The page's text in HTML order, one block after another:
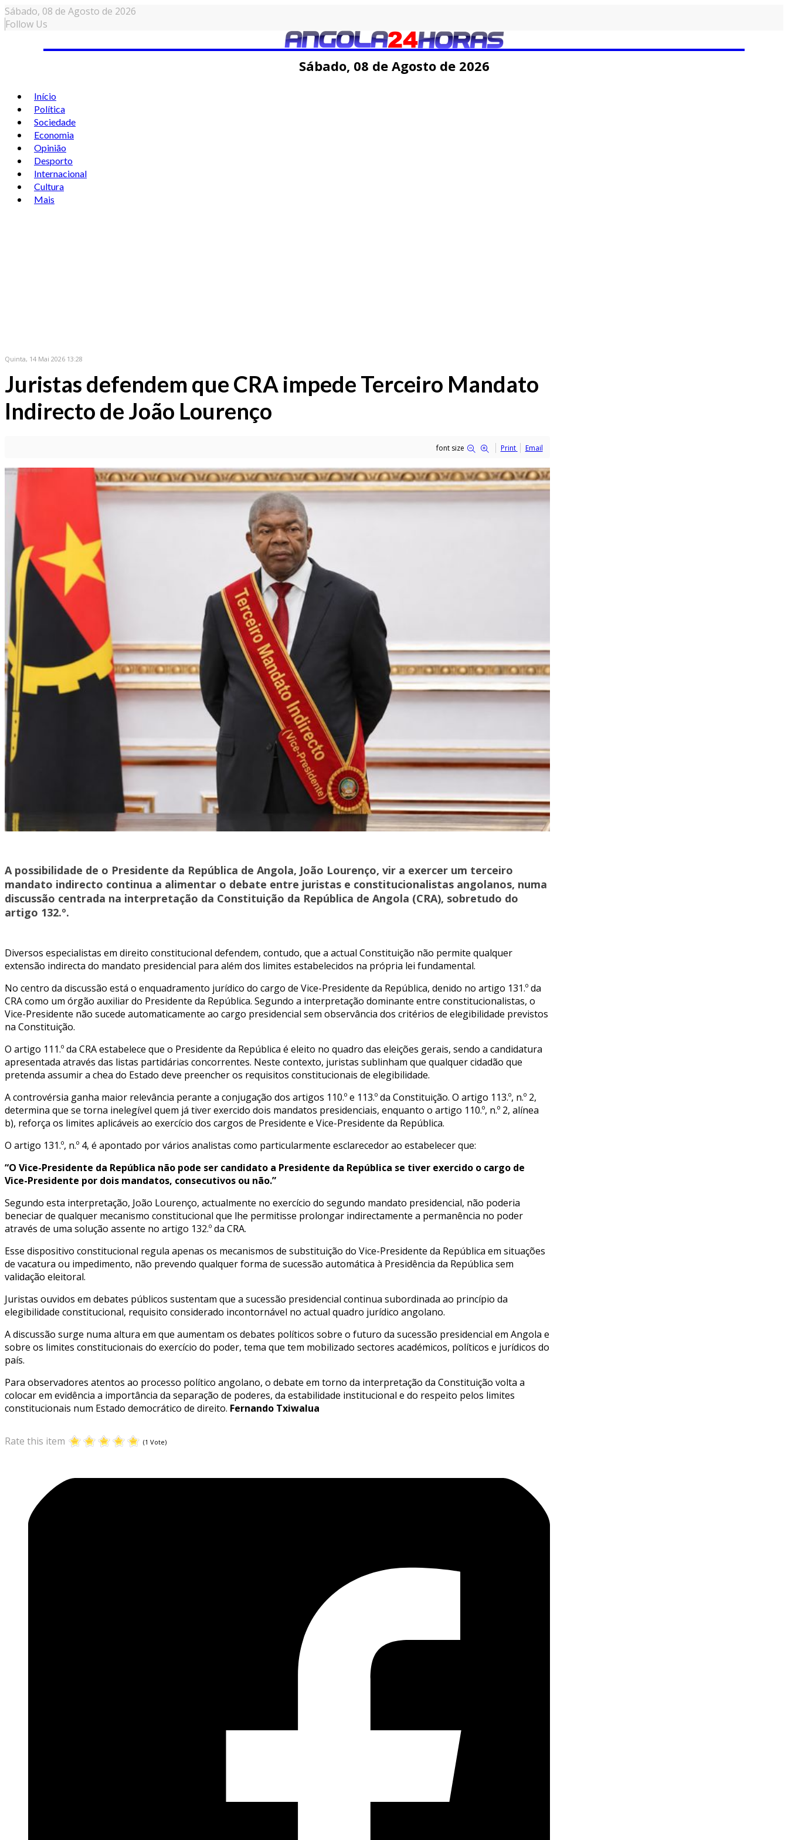
Sábado, 08 de Agosto de 2026
Follow Us
Sábado, 08 de Agosto de 2026
Início
Política
Sociedade
Economia
Opinião
Desporto
Internacional
Cultura
Mais
Quinta, 14 Mai 2026 13:28
Juristas defendem que CRA impede Terceiro Mandato
Indirecto de João Lourenço
font size Print Email
A possibilidade de o Presidente da República de Angola, João Lourenço, vir a exercer um terceiro
mandato indirecto continua a alimentar o debate entre juristas e constitucionalistas angolanos, numa
discussão centrada na interpretação da Constituição da República de Angola (CRA), sobretudo do
artigo 132.º.
Diversos especialistas em direito constitucional defendem, contudo, que a actual Constituição não permite qualquer
extensão indirecta do mandato presidencial para além dos limites estabelecidos na própria lei fundamental.
No centro da discussão está o enquadramento jurídico do cargo de Vice-Presidente da República, definido no artigo 131.º da
CRA como um órgão auxiliar do Presidente da República. Segundo a interpretação dominante entre constitucionalistas, o
Vice-Presidente não sucede automaticamente ao cargo presidencial sem observância dos critérios de elegibilidade previstos
na Constituição.
O artigo 111.º da CRA estabelece que o Presidente da República é eleito no quadro das eleições gerais, sendo a candidatura
apresentada através das listas partidárias concorrentes. Neste contexto, juristas sublinham que qualquer cidadão que
pretenda assumir a chefia do Estado deve preencher os requisitos constitucionais de elegibilidade.
A controvérsia ganha maior relevância perante a conjugação dos artigos 110.º e 113.º da Constituição. O artigo 113.º, n.º 2,
determina que se torna inelegível quem já tiver exercido dois mandatos presidenciais, enquanto o artigo 110.º, n.º 2, alínea
b), reforça os limites aplicáveis ao exercício dos cargos de Presidente e Vice-Presidente da República.
O artigo 131.º, n.º 4, é apontado por vários analistas como particularmente esclarecedor ao estabelecer que:
“O Vice-Presidente da República não pode ser candidato a Presidente da República se tiver exercido o cargo de
Vice-Presidente por dois mandatos, consecutivos ou não.”
Segundo esta interpretação, João Lourenço, actualmente no exercício do segundo mandato presidencial, não poderia
beneficiar de qualquer mecanismo constitucional que lhe permitisse prolongar indirectamente a permanência no poder
através de uma solução assente no artigo 132.º da CRA.
Esse dispositivo constitucional regula apenas os mecanismos de substituição do Vice-Presidente da República em situações
de vacatura ou impedimento, não prevendo qualquer forma de sucessão automática à Presidência da República sem
validação eleitoral.
Juristas ouvidos em debates públicos sustentam que a sucessão presidencial continua subordinada ao princípio da
elegibilidade constitucional, requisito considerado incontornável no actual quadro jurídico angolano.
A discussão surge numa altura em que aumentam os debates políticos sobre o futuro da sucessão presidencial em Angola e
sobre os limites constitucionais do exercício do poder, tema que tem mobilizado sectores académicos, políticos e jurídicos do
país.
Para observadores atentos ao processo político angolano, o debate em torno da interpretação da Constituição volta a
colocar em evidência a importância da separação de poderes, da estabilidade institucional e do respeito pelos limites
constitucionais num Estado democrático de direito. Fernando Txiwalua
Rate this item (1 Vote)